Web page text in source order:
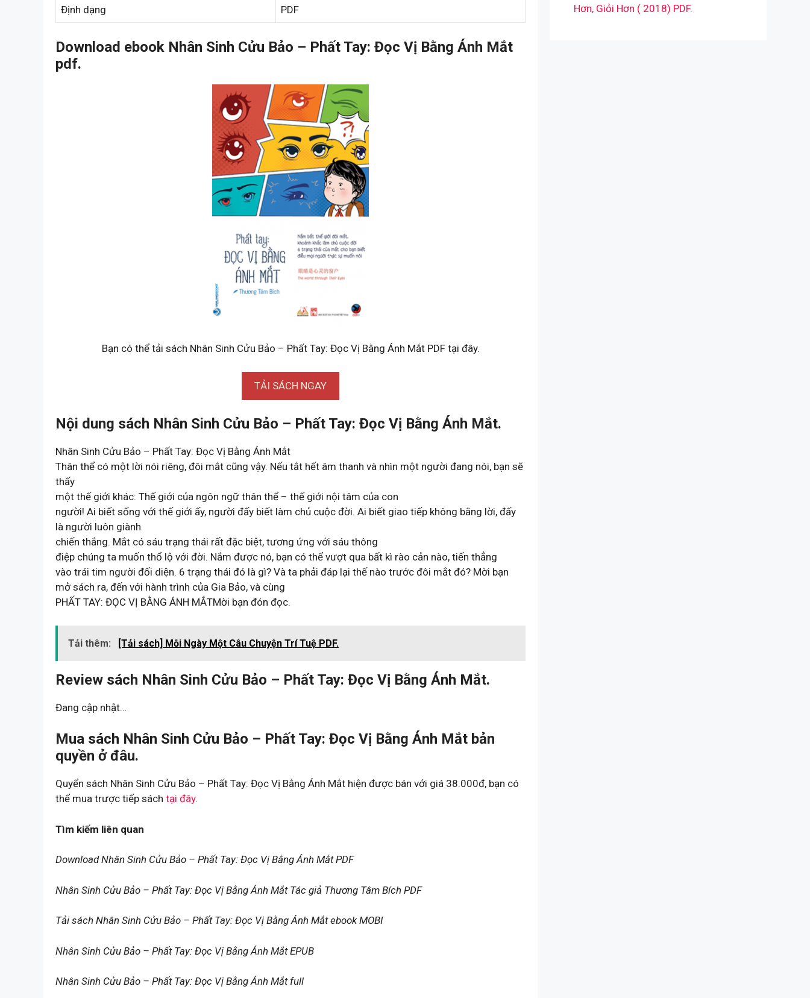
Định dạng PDF
Download ebook Nhân Sinh Cửu Bảo – Phất Tay: Đọc Vị Bằng Ánh Mắt
pdf.
Bạn có thể tải sách Nhân Sinh Cửu Bảo – Phất Tay: Đọc Vị Bằng Ánh Mắt PDF tại đây.
TẢI SÁCH NGAY
Nội dung sách Nhân Sinh Cửu Bảo – Phất Tay: Đọc Vị Bằng Ánh Mắt.
Nhân Sinh Cửu Bảo – Phất Tay: Đọc Vị Bằng Ánh Mắt
Thân thể có một lời nói riêng, đôi mắt cũng vậy. Nếu tắt hết âm thanh và nhìn một người đang nói, bạn sẽ
thấy
một thế giới khác: Thế giới của ngôn ngữ thân thể – thế giới nội tâm của con
người! Ai biết sống với thế giới ấy, người đấy biết làm chủ cuộc đời. Ai biết giao tiếp không bằng lời, đấy
là người luôn giành
chiến thắng. Mắt có sáu trạng thái rất đặc biệt, tương ứng với sáu thông
điệp chúng ta muốn thổ lộ với đời. Nắm được nó, bạn có thể vượt qua bất kì rào cản nào, tiến thẳng
vào trái tim người đối diện. 6 trạng thái đó là gì? Và ta phải đáp lại thế nào trước đôi mắt đó? Mời bạn
mở sách ra, đến với hành trình của Gia Bảo, và cùng
PHẤT TAY: ĐỌC VỊ BẰNG ÁNH MẮTMời bạn đón đọc.
Tải thêm: [Tải sách] Mỗi Ngày Một Câu Chuyện Trí Tuệ PDF.
Review sách Nhân Sinh Cửu Bảo – Phất Tay: Đọc Vị Bằng Ánh Mắt.
Đang cập nhật…
Mua sách Nhân Sinh Cửu Bảo – Phất Tay: Đọc Vị Bằng Ánh Mắt bản
quyền ở đâu.
Quyển sách Nhân Sinh Cửu Bảo – Phất Tay: Đọc Vị Bằng Ánh Mắt hiện được bán với giá 38.000đ, bạn có
thể mua trược tiếp sách tại đây.
Tìm kiếm liên quan
Download Nhân Sinh Cửu Bảo – Phất Tay: Đọc Vị Bằng Ánh Mắt PDF
Nhân Sinh Cửu Bảo – Phất Tay: Đọc Vị Bằng Ánh Mắt Tác giả Thương Tâm Bích PDF
Tải sách Nhân Sinh Cửu Bảo – Phất Tay: Đọc Vị Bằng Ánh Mắt ebook MOBI
Nhân Sinh Cửu Bảo – Phất Tay: Đọc Vị Bằng Ánh Mắt EPUB
Nhân Sinh Cửu Bảo – Phất Tay: Đọc Vị Bằng Ánh Mắt full
Hơn, Giỏi Hơn ( 2018) PDF.